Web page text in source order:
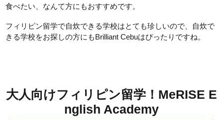
食べたい、なんて方にもおすすめです。
フィリピン留学で自炊できる学校はとても珍しいので、自炊で
きる学校をお探しの方にもBrilliant Cebuはぴったりですね。
大人向けフィリピン留学！MeRISE E
nglish Academy